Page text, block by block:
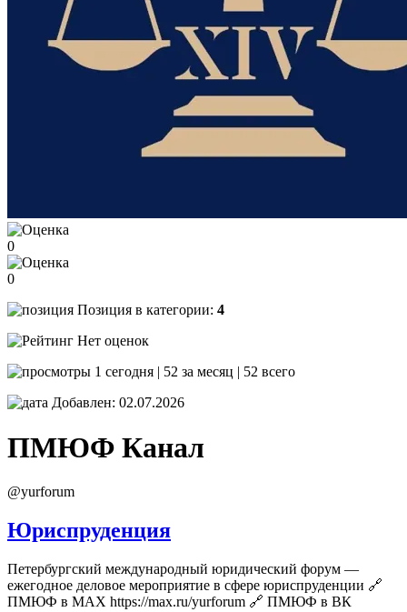
0
0
Позиция в категории: 4
Нет оценок
1 сегодня | 52 за месяц | 52 всего
Добавлен: 02.07.2026
ПМЮФ Канал
@yurforum
Юриспруденция
Петербургский международный юридический форум —
ежегодное деловое мероприятие в сфере юриспруденции 🔗
ПМЮФ в MAX https://max.ru/yurforum 🔗 ПМЮФ в ВК